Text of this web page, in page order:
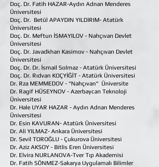
Doç. Dr. Fatih HAZAR-Aydın Adnan Menderes
Üniversitesi
Doç. Dr. Betül APAYDIN YILDIRIM- Atatürk
Üniversitesi
Doç. Dr. Meftun İSMAYILOV - Nahçıvan Devlet
Üniversitesi
Doç. Dr. Javadkhan Kasimov - Nahçıvan Devlet
Üniversitesi
Doç. Dr. Dr. İsmail Solmaz - Atatürk Üniversitesi
Doç. Dr. Rıdvan KOÇYİĞİT - Atatürk Üniversitesi
Dr. Rza MEMMEDOV - "Nahçıvan" Üniversite
Dr. Ragif HÜSEYNOV - Azerbaycan Teknoloji
Üniversitesi
Dr. Hale UYAR HAZAR - Aydın Adnan Menderes
Üniversitesi
Dr. Esin KAVURAN- Atatürk Üniversitesi
Dr. Ali YILMAZ- Ankara Üniversitesi
Dr. Sevil TOROĞLU - Çukurova Üniversitesi
Dr. Aziz AKSOY - Bitlis Eren Üniversitesi
Dr. Elvira NURLANOVA-Tver Tıp Akademisi
Dr. Fatih SÖNMEZ-Sakarya Uygulamalı Bilimler